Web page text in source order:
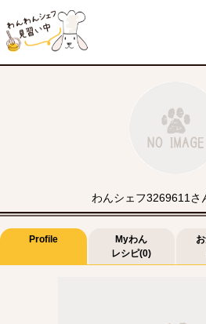
わんシェフ3269611さ
Profile
Myわん
レシピ(0)